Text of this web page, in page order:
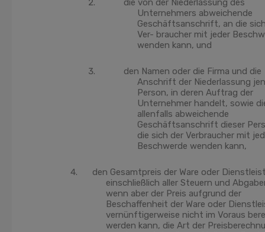
die von der Niederlassung des
Unternehmers abweichende
Geschäftsanschrift, an die
Ver- braucher mit jeder
wenden kann, und
den Namen oder die Firma und die
Anschrift der Niederlassung
Person, in deren Auftrag der
Unternehmer handelt, sowie
allenfalls abweichende
Geschäftsanschrift dieser
die sich der Verbraucher mit
Beschwerde wenden kann,
den Gesamtpreis der Ware oder
einschließlich aller Steuern und
wenn aber der Preis aufgrund der
Beschaffenheit der Ware oder
vernünftigerweise nicht im Voraus
werden kann, die Art der